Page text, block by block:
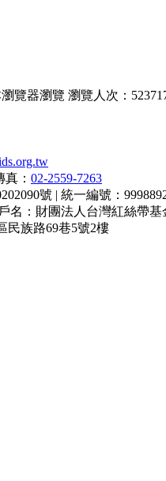
覽器瀏覽 瀏覽人次：
真： 02-2559-7263
號 | 統一編號：
名：財團法人台灣紅絲帶基
民族路69巷5號2樓